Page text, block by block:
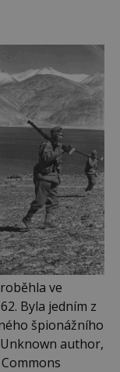
ve
Byla jedním z
špionážního
author,